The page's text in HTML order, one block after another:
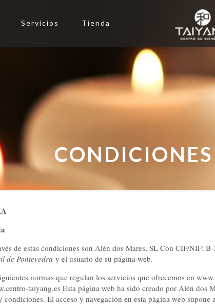
Servicios Tienda
de estas condiciones son Alén dos Mares, SL Con CIF/
de Pontevedra y el usuario de su página web.
normas que regulan los servicios que ofrecemos en
taiyang.es Esta página web ha sido creado por Alén
condiciones. El acceso y navegación en esta página web